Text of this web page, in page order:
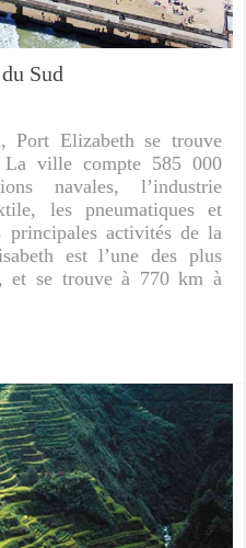
Sud
Port Elizabeth se trouve
ville compte 585 000
navales, l’industrie
les pneumatiques et
activités de la
est l’une des plus
et se trouve à 770 km à